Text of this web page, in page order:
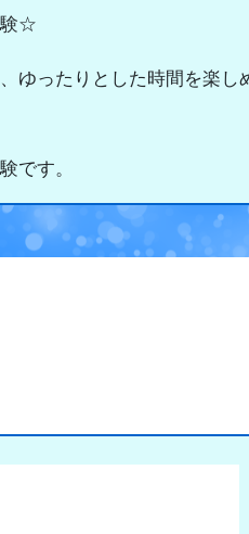
験☆
ゆったりとした時間を楽し
です。